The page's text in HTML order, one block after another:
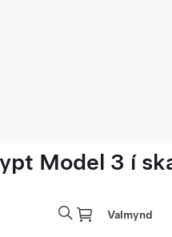
Model 3 í
Valmynd